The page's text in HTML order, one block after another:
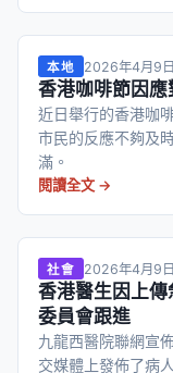
本地 2026年4月9日
香港咖啡節因
近日舉行的香港咖
市民的反應不夠及
滿。
閱讀全文 →
社會 2026年4月9日
香港醫生因上
委員會跟進
九龍西醫院聯網宣
交媒體上發佈了病